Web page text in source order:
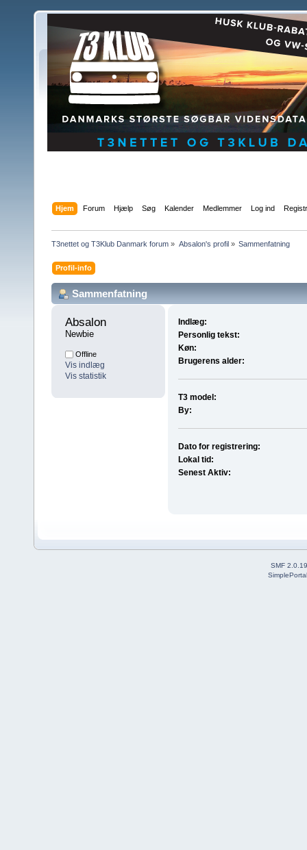
Hjem Forum Hjælp Søg Kalender Medlemmer Log ind
T3nettet og T3Klub Danmark forum » Absalon's profil» Sammenfatning
Profil-info
Sammenfatning
Absalon
Newbie
Offline
Vis indlæg
Vis statistik
Indlæg:
Personlig tekst:
Køn:
Brugerens alder:
T3 model:
By:
Dato for registrering:
Lokal tid:
Senest Aktiv:
SMF 2.0.19